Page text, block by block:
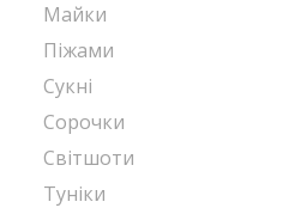
Майки
Піжами
Сукні
Сорочки
Світшоти
Туніки